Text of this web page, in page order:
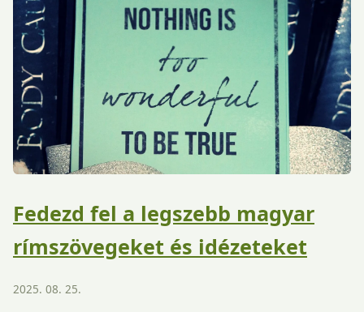
Fedezd fel a legszebb magyar
rímszövegeket és idézeteket
2025. 08. 25.